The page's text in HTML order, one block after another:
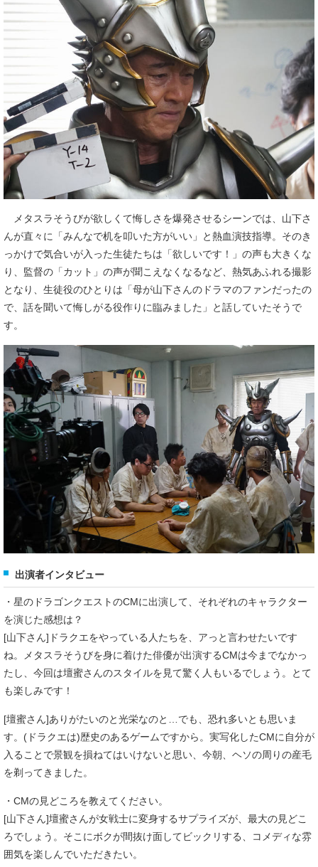
メタスラそうびが欲しくて悔しさを爆発させるシーンでは、山下さ
んが直々に「みんなで机を叩いた方がいい」と熱血演技指導。そのき
っかけで気合いが入った生徒たちは「欲しいです！」の声も大きくな
り、監督の「カット」の声が聞こえなくなるなど、熱気あふれる撮影
となり、生徒役のひとりは「母が山下さんのドラマのファンだったの
で、話を聞いて悔しがる役作りに臨みました」と話していたそうで
す。
出演者インタビュー
・星のドラゴンクエストのCMに出演して、それぞれのキャラクター
を演じた感想は？
[山下さん]ドラクエをやっている人たちを、アっと言わせたいです
ね。メタスラそうびを身に着けた俳優が出演するCMは今までなかっ
たし、今回は壇蜜さんのスタイルを見て驚く人もいるでしょう。とて
も楽しみです！
[壇蜜さん]ありがたいのと光栄なのと…でも、恐れ多いとも思いま
す。(ドラクエは)歴史のあるゲームですから。実写化したCMに自分が
入ることで景観を損ねてはいけないと思い、今朝、ヘソの周りの産毛
を剃ってきました。
・CMの見どころを教えてください。
[山下さん]壇蜜さんが女戦士に変身するサプライズが、最大の見どこ
ろでしょう。そこにボクが間抜け面してビックリする、コメディな雰
囲気を楽しんでいただきたい。